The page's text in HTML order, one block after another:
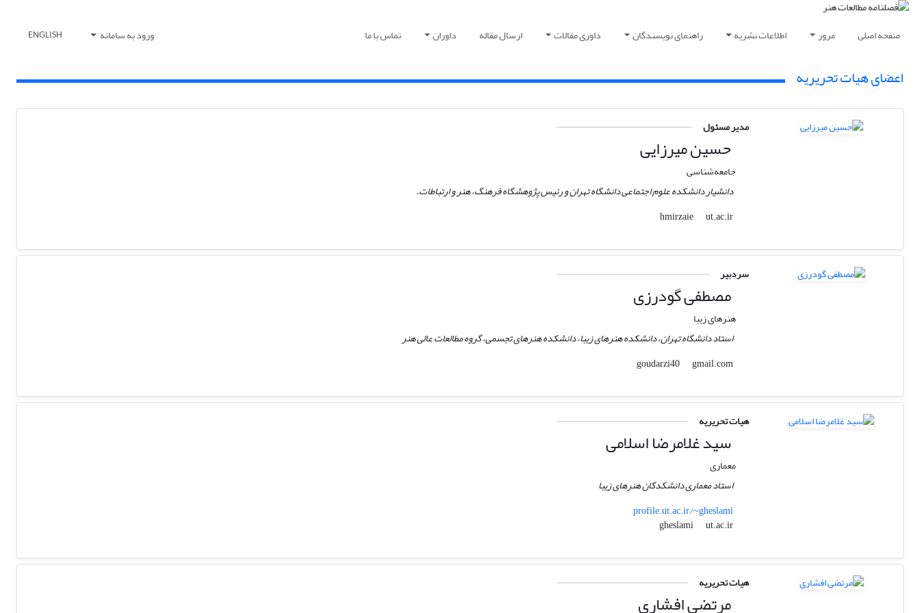
صفحه اصلی مرور اطلاعات نشریه راهنمای نویسندگان داوری مقالات ارسال مقاله داوران تماس با ما ورود به سامانه ENGLISH
اعضای هیات تحریریه
مدیر مسئول
حسین میرزایی
جامعه‌شناسی
دانشیار دانشکده علوم اجتماعی دانشگاه تهران و رئیس پژوهشگاه فرهنگ، هنر و ارتباطات.
hmirzaie
ut.ac.ir
سردبیر
مصطفی گودرزی
هنرهای زیبا
استاد دانشگاه تهران،‌ دانشکده هنرهای زیبا، دانشکده هنرهای تجسمی، گروه مطالعات عالی هنر
goudarzi40
gmail.com
هیات تحریریه
سید غلامرضا اسلامی
معماری
استاد معماری دانشکدگان هنرهای زیبا
profile.ut.ac.ir/~gheslami
gheslami
ut.ac.ir
هیات تحریریه
مرتضی افشاری